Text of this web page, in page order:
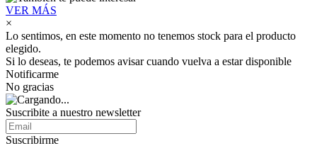
VER MÁS
×
Lo sentimos, en este momento no tenemos stock para el producto
elegido.
Si lo deseas, te podemos avisar cuando vuelva a estar disponible
Notificarme
No gracias
Suscribite a nuestro newsletter
Suscribirme